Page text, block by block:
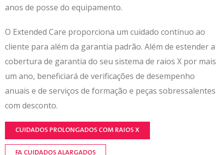
anos de posse do equipamento.
O Extended Care proporciona um cuidado contínuo ao
cliente para além da garantia padrão. Além de estender a
cobertura de garantia do seu sistema de raios X por mais
um ano, beneficiará de verificações de desempenho
anuais e de serviços de formação e peças sobressalentes
com desconto.
CUIDADOS PROLONGADOS COM RAIOS X
FA CUIDADOS ALARGADOS